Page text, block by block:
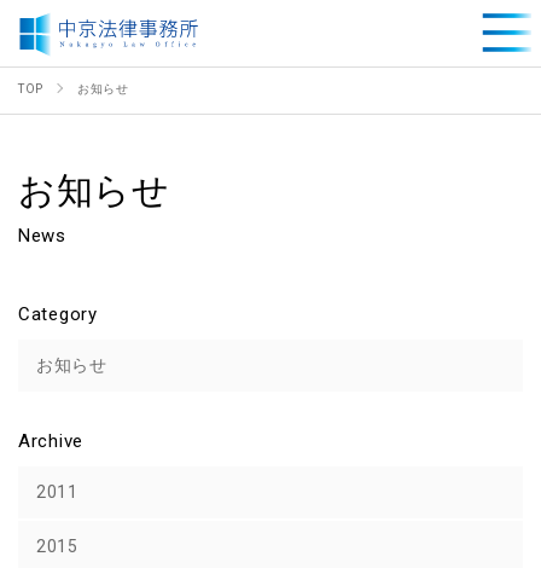
TOP お知らせ
お知らせ
News
Category
お知らせ
Archive
2011
2015